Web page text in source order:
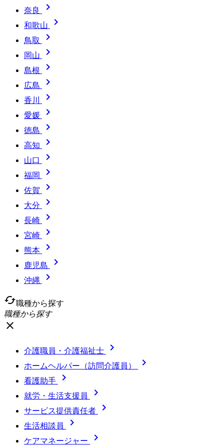
奈良 
和歌山 
鳥取 
岡山 
島根 
広島 
香川 
愛媛 
徳島 
高知 
山口 
福岡 
佐賀 
大分 
長崎 
宮崎 
熊本 
鹿児島 
沖縄

cached職種から探す
職種から探す
close
介護職員・介護福祉士 
ホームヘルパー（訪問介護員） 
看護助手 
就労・生活支援員 
サービス提供責任者 
生活相談員 
ケアマネージャー 